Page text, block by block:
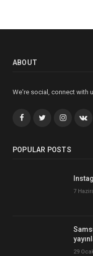
ABOUT
We're social, connect with
FacebookTwitter
POPULAR POSTS
7
29